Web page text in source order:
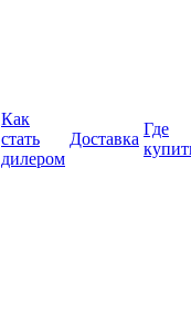
Как
стать
дилером
Доставка
Где